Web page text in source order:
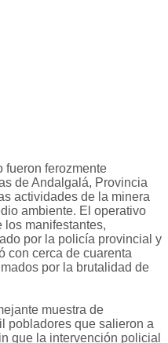
fueron ferozmente
de Andalgalá, Provincia
actividades de la minera
ambiente. El operativo
manifestantes,
por la policía provincial y
con cerca de cuarenta
por la brutalidad de
muestra de
pobladores que salieron a
que la intervención policial